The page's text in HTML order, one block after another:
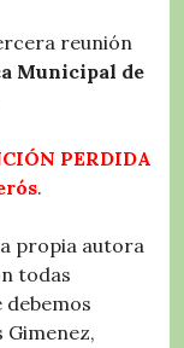
reunión
Municipal de
PERDIDA
.
propia autora
todas
debemos
Gimenez,